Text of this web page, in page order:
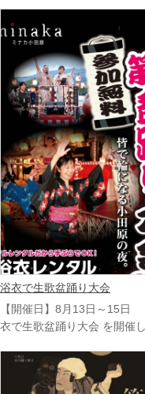
浴衣で生歌盆踊り大会
【開催日】8月13日～15日
衣で生歌盆踊り大会 を開催し